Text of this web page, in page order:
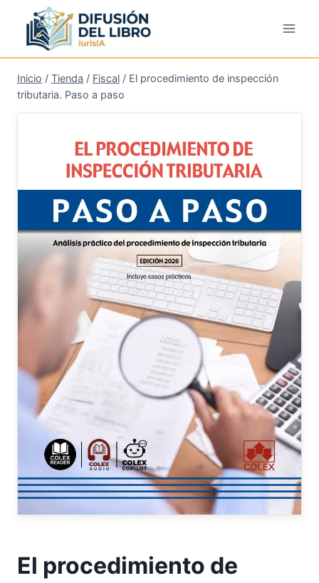
contenido
Inicio / Tienda / Fiscal / El procedimiento de inspección
tributaria. Paso a paso
El procedimiento de